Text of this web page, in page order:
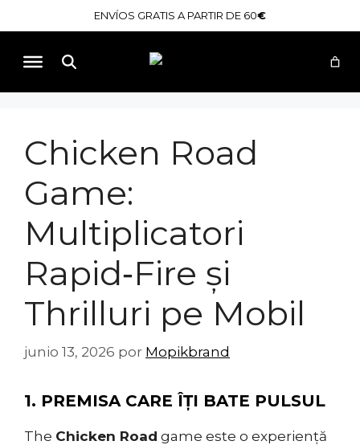
al
ENVÍOS GRATIS A PARTIR DE 60€
Buscar
Chicken Road
Game:
Multiplicatori
Rapid‑Fire și
Thrilluri pe Mobil
junio 13, 2026 por Mopikbrand
1. PREMISA CARE ÎȚI BATE PULSUL
The Chicken Road game este o experiență